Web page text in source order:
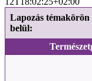
Lapozás témakörön
belül: